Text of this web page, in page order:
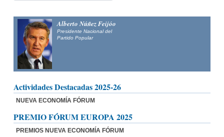
Alberto Núñez Feijóo
Presidente Nacional del
Partido Popular
Actividades Destacadas 2025-26
NUEVA ECONOMÍA FÓRUM
PREMIO FÓRUM EUROPA 2025
PREMIOS NUEVA ECONOMÍA FÓRUM